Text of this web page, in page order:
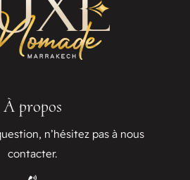
À propos
n’hésitez pas à nous
contacter.